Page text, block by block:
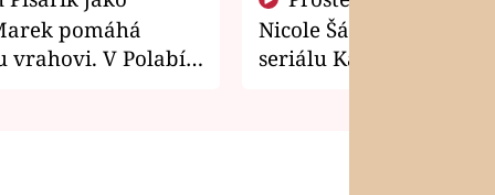
pomáhá
vrahovi. V Polabí
Nicole Šáchová získala
seriálu Kamarádi